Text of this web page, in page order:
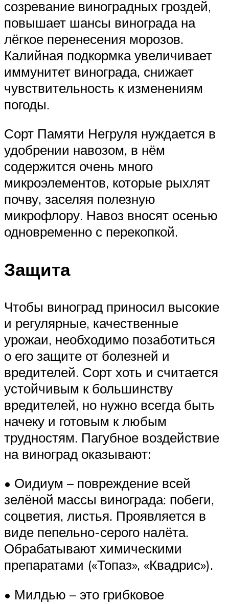
созревание виноградных гроздей,
повышает шансы винограда на
лёгкое перенесения морозов.
Калийная подкормка увеличивает
иммунитет винограда, снижает
чувствительность к изменениям
погоды.
Сорт Памяти Негруля нуждается в
удобрении навозом, в нём
содержится очень много
микроэлементов, которые рыхлят
почву, заселяя полезную
микрофлору. Навоз вносят осенью
одновременно с перекопкой.
Защита
Чтобы виноград приносил высокие
и регулярные, качественные
урожаи, необходимо позаботиться
о его защите от болезней и
вредителей. Сорт хоть и считается
устойчивым к большинству
вредителей, но нужно всегда быть
начеку и готовым к любым
трудностям. Пагубное воздействие
на виноград оказывают:
• Оидиум – повреждение всей
зелёной массы винограда: побеги,
соцветия, листья. Проявляется в
виде пепельно-серого налёта.
Обрабатывают химическими
препаратами («Топаз», «Квадрис»).
• Милдью – это грибковое